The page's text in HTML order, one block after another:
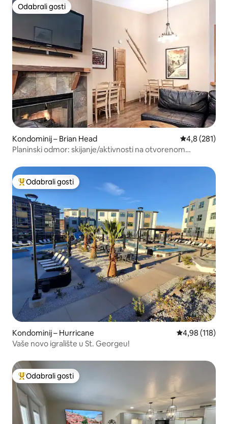
Odabrali gosti
Odabrali gosti
Kondominij – Brian Head Prosječna
4,8 (281)
Planinski odmor: skijanje/aktivnosti na otvorenom
Među najviše rangiranima s oznakom „Odabrali gosti”
Odabrali gosti
Kondominij – Hurricane Prosječna
4,98 (118)
Vaše novo igralište u St. Georgeu!
Među najviše rangiranima s oznakom „Odabrali gosti”
Odabrali gosti